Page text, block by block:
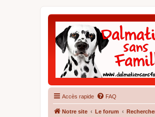
Accès rapide FAQ
Notre site Le forum